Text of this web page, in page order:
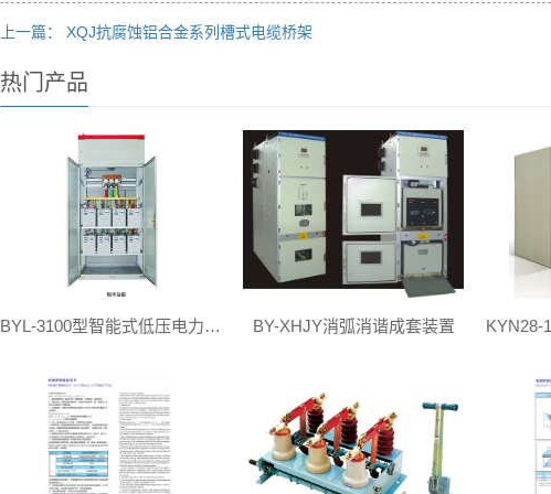
上一篇： XQJ抗腐蚀铝合金系列槽式电缆桥架
热门产品
BYL-3100型智能式低压电力滤波装置 BY-XHJY消弧消谐成套装置